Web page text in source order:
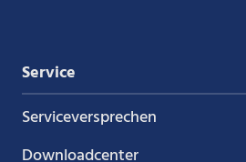
Service
Service­versprechen
Downloadcenter